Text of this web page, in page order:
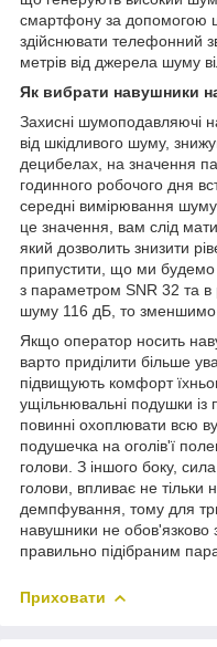
смартфону за допомогою
здійснювати телефонний
метрів від джерела шуму
Як вибрати навушники
Захисні шумоподавляючі
від шкідливого шуму,
децибелах, на значення
годинного робочого дня
середні вимірювання
це значення, вам слід
який дозволить знизити
припустити, що ми
з параметром SNR 32 та в
шуму 116 дБ, то
Якщо оператор носить
варто приділити більше
підвищують комфорт
ущільнювальні подушки із
повинні охоплювати всю
подушечка на оголів'ї
голови. З іншого боку,
голови, впливає не
демпфування, тому для
навушники не
правильно підібраним
Приховати